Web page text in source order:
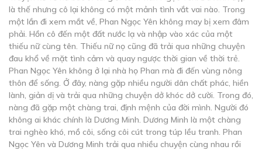
là thế nhưng cô lại không có một mảnh tình vắt vai nào. Trong
một lần đi xem mắt về, Phan Ngọc Yên không may bị xem đâm
phải. Hồn cô đến một đất nước lạ và nhập vào xác của một
thiếu nữ cùng tên. Thiếu nữ nọ cũng đã trải qua những chuyện
đau khổ về mặt tình cảm và quay ngược thời gian về thời trẻ.
Phan Ngọc Yên không ở lại nhà họ Phan mà đi đến vùng nông
thôn để sống. Ở đây, nàng gặp nhiều người dân chất phác, hiền
lành, giản dị và trải qua những chuyện dở khóc dở cười. Trong đó,
nàng đã gặp một chàng trai, định mệnh của đời mình. Người đó
không ai khác chính là Dương Minh. Dương Minh là một chàng
trai nghèo khó, mồ côi, sống côi cút trong túp lều tranh. Phan
Ngọc Yên và Dương Minh trải qua nhiều chuyện cùng nhau rồi